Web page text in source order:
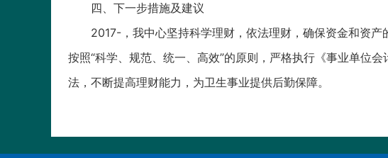
四、下一步措施及建议
2017-，我中心坚持科学理财，依法理财，确保资金和资
按照“科学、规范、统一、高效”的原则，严格执行《事业单位
法，不断提高理财能力，为卫生事业提供后勤保障。